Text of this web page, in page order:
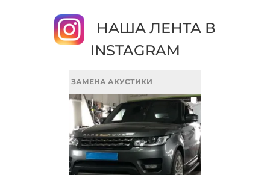
НАША ЛЕНТА В
INSTAGRAM
ЗАМЕНА АКУСТИКИ